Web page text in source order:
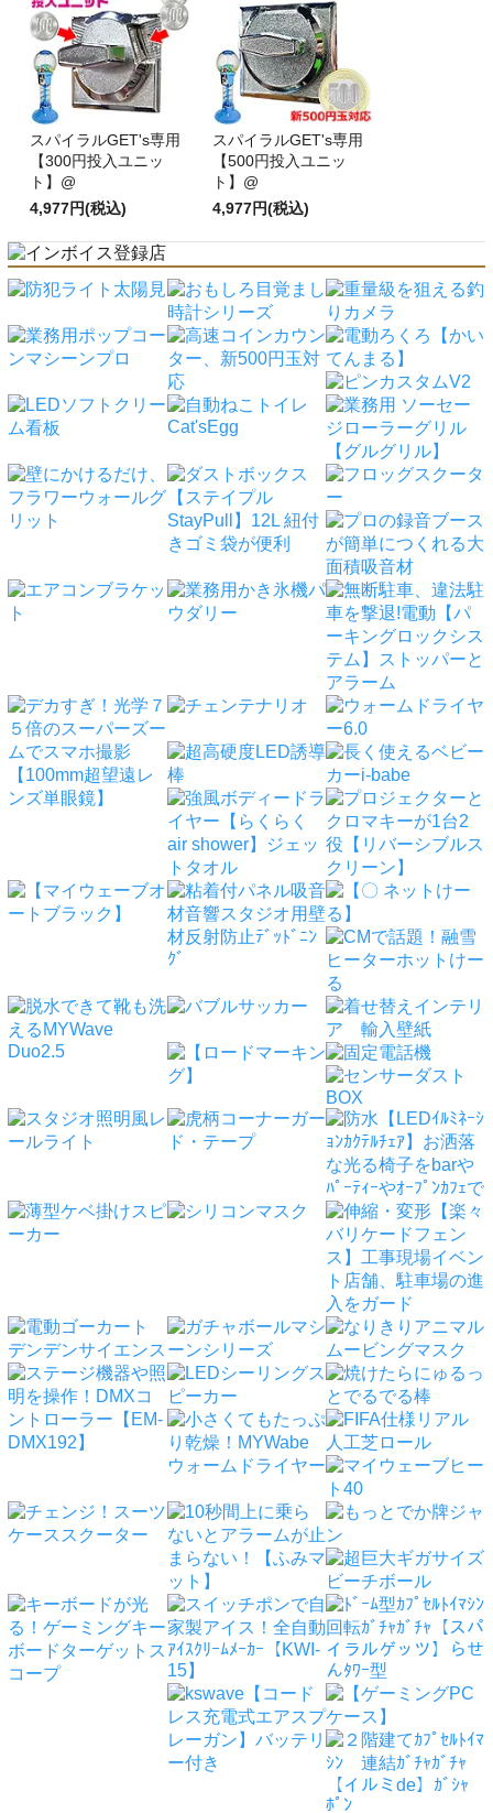
スパイラルGET's専用
【300円投入ユニッ
ト】@
4,977円(税込)
スパイラルGET's専用
【500円投入ユニッ
ト】@
4,977円(税込)